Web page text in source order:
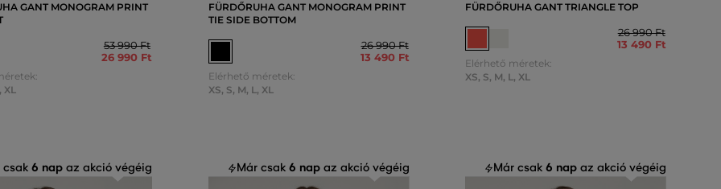
GANT MONOGRAM PRINT
53 990 Ft
26 990 Ft
, XL
FÜRDŐRUHA GANT MONOGRAM PRINT
TIE SIDE BOTTOM
26 990 Ft
13 490 Ft
Elérhető méretek:
XS, S, M, L, XL
FÜRDŐRUHA GANT TRIANGLE TOP
26 990 Ft
13 490 Ft
Elérhető méretek:
XS, S, M, L, XL
csak6 nap az akció végéig Már csak 6 napaz akció végéig Már csak 6 napaz akció végéig